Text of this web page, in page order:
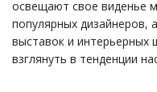
освещают свое виденье
популярных дизайнеров,
выставок и
взглянуть в тенденции